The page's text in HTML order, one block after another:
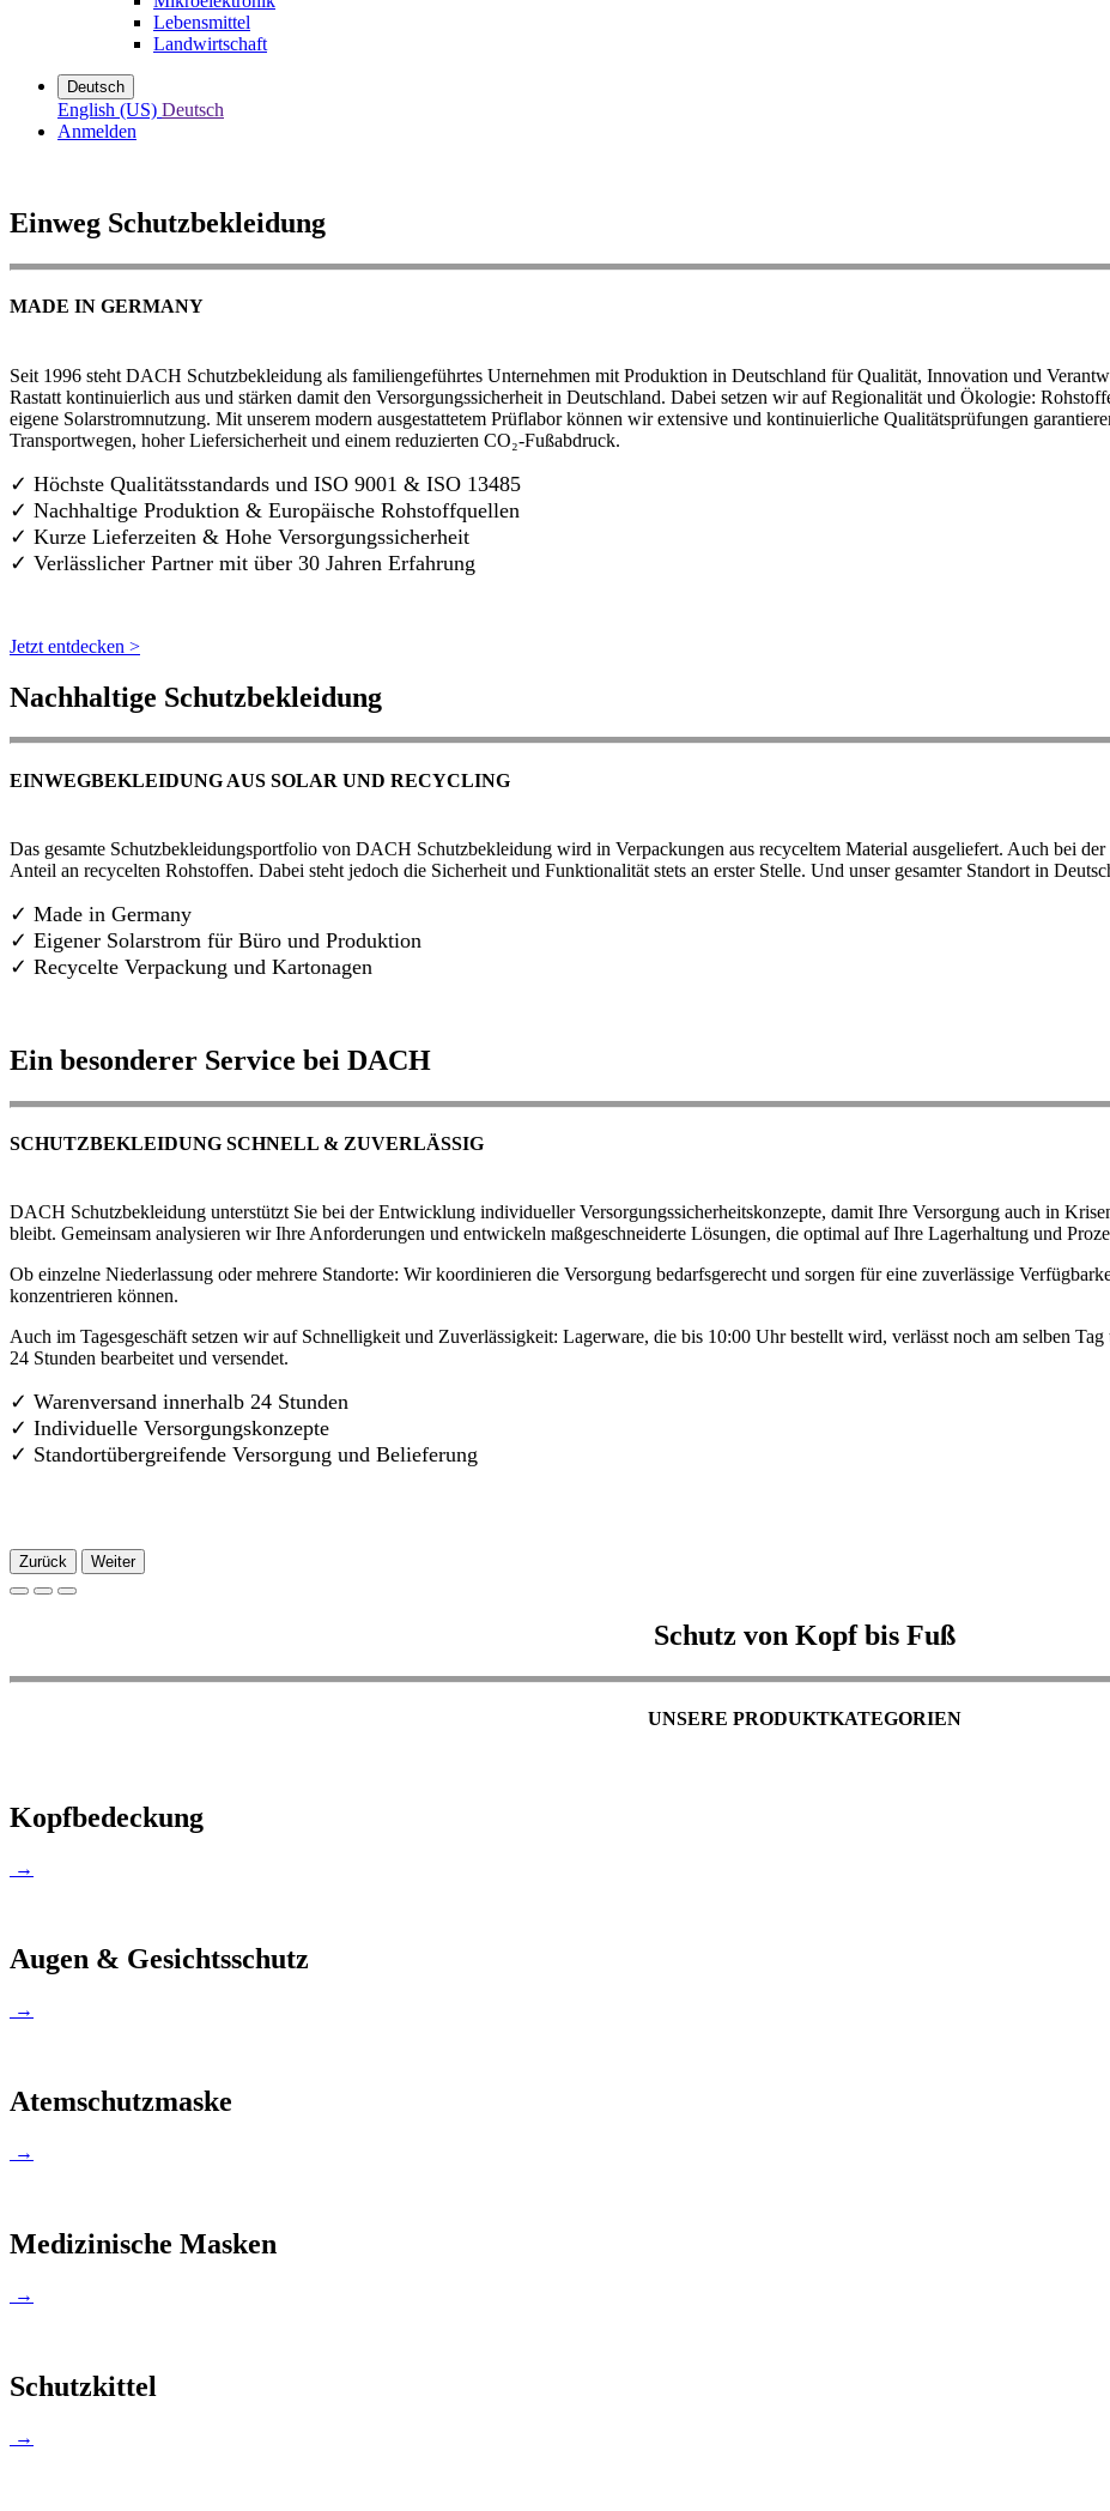
Lebensmittel
Landwirtschaft
Deutsch
English (US) Deutsch
Anmelden
Einweg Schutzbekleidung
MADE IN GERMANY
Seit 1996 steht DACH Schutzbekleidung als familiengeführtes Unternehmen mit Produktion in Deutschland für Qualität, Innovation und
Rastatt kontinuierlich aus und stärken damit den Versorgungssicherheit in Deutschland. Dabei setzen wir auf Regionalität und Ökologie:
eigene Solarstromnutzung. Mit unserem modern ausgestattetem Prüflabor können wir extensive und kontinuierliche Qualitätsprüfungen
Transportwegen, hoher Liefersicherheit und einem reduzierten CO₂-Fußabdruck.
✓ Höchste Qualitätsstandards und ISO 9001 & ISO 13485
✓ Nachhaltige Produktion & Europäische Rohstoffquellen
✓ Kurze Lieferzeiten & Hohe Versorgungssicherheit
✓ Verlässlicher Partner mit über 30 Jahren Erfahrung
Jetzt entdecken >
Nachhaltige Schutzbekleidung
EINWEGBEKLEIDUNG AUS SOLAR UND RECYCLING
Das gesamte Schutzbekleidungsportfolio von DACH Schutzbekleidung wird in Verpackungen aus recyceltem Material ausgeliefert. Auch bei
Anteil an recycelten Rohstoffen. Dabei steht jedoch die Sicherheit und Funktionalität stets an erster Stelle. Und unser gesamter Standort in
✓ Made in Germany
✓ Eigener Solarstrom für Büro und Produktion
✓ Recycelte Verpackung und Kartonagen
Ein besonderer Service bei DACH
SCHUTZBEKLEIDUNG SCHNELL & ZUVERLÄSSIG
DACH Schutzbekleidung unterstützt Sie bei der Entwicklung individueller Versorgungssicherheitskonzepte, damit Ihre Versorgung auch in
bleibt. Gemeinsam analysieren wir Ihre Anforderungen und entwickeln maßgeschneiderte Lösungen, die optimal auf Ihre Lagerhaltung und
Ob einzelne Niederlassung oder mehrere Standorte: Wir koordinieren die Versorgung bedarfsgerecht und sorgen für eine zuverlässige
konzentrieren können.
Auch im Tagesgeschäft setzen wir auf Schnelligkeit und Zuverlässigkeit: Lagerware, die bis 10:00 Uhr bestellt wird, verlässt noch am selben
24 Stunden bearbeitet und versendet.
✓ Warenversand innerhalb 24 Stunden
✓ Individuelle Versorgungskonzepte
✓ Standortübergreifende Versorgung und Belieferung
Zurück Weiter
Schutz von Kopf bis Fuß
UNSERE PRODUKTKATEGORIEN
Kopfbedeckung
→
Augen & Gesichtsschutz
→
Atemschutzmaske
→
Medizinische Masken
→
Schutzkittel
→